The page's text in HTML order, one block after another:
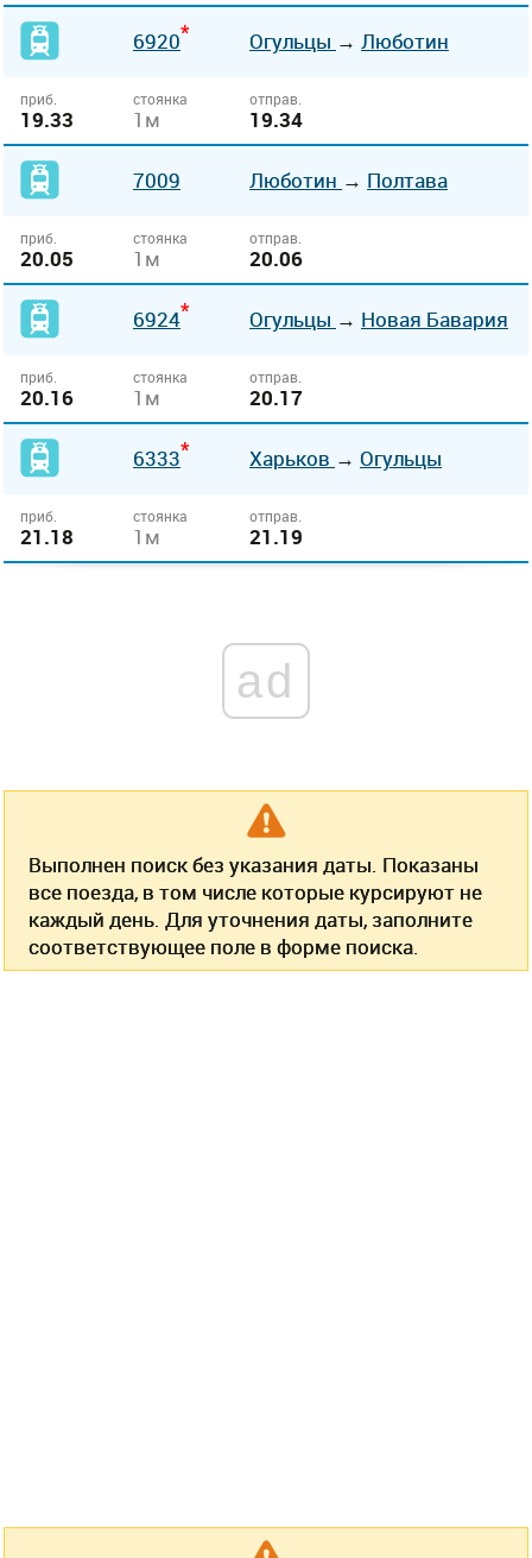
6920* Огульцы → Люботин
приб.
19.33
стоянка
1м
отправ.
19.34
7009 Люботин → Полтава
приб.
20.05
стоянка
1м
отправ.
20.06
6924* Огульцы → Новая Бавария
приб.
20.16
стоянка
1м
отправ.
20.17
6333* Харьков → Огульцы
приб.
21.18
стоянка
1м
отправ.
21.19
ad
Выполнен поиск без указания даты. Показаны
все поезда, в том числе которые курсируют не
каждый день. Для уточнения даты, заполните
соответствующее поле в форме поиска.